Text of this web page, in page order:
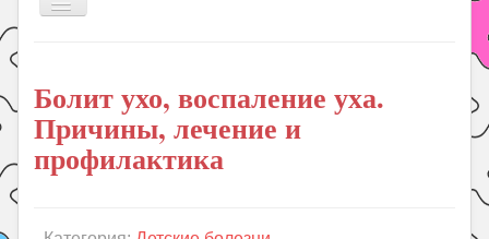
Включить/
Книги
Рукоделие
Подготовка к школе
Болит ухо, воспаление уха.
Причины, лечение и
профилактика